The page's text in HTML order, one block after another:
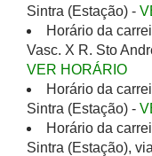
Sintra (Estação) -
Horário da
Vasc. X R. Sto
VER HORÁRIO
Horário da
Sintra (Estação) -
Horário da
Sintra (Estação),